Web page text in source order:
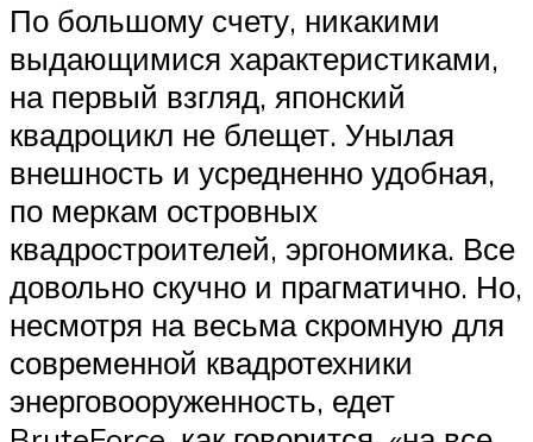
По большому счету, никакими
выдающимися характеристиками,
на первый взгляд, японский
квадроцикл не блещет. Унылая
внешность и усредненно удобная,
по меркам островных
квадростроителей, эргономика. Все
довольно скучно и прагматично. Но,
несмотря на весьма скромную для
современной квадротехники
энерговооруженность, едет